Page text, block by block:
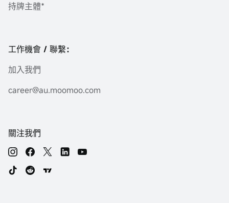
持牌主體*
工作機會 / 聯繫：
加入我們
career@au.moomoo.com
關注我們